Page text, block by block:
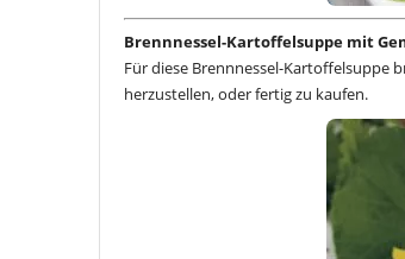
Brennnessel-Kartoffelsuppe mit
Für diese Brennnessel-Kartoffelsuppe
herzustellen, oder fertig zu kaufen.